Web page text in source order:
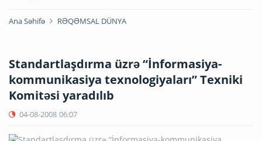
Ana Səhifə RƏQƏMSAL DÜNYA
Standartlaşdırma üzrə “İnformasiya-
kommunikasiya texnologiyaları” Texniki
Komitəsi yaradılıb
04-08-2008 06:07